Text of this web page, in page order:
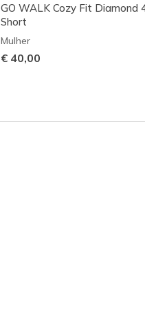
GO WALK Cozy Fit Diamond
Short
Mulher
€ 40,00